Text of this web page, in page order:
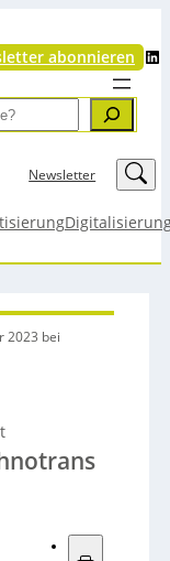
abonnieren LinkedIn
Newsletter LinkedIn
2023 bei